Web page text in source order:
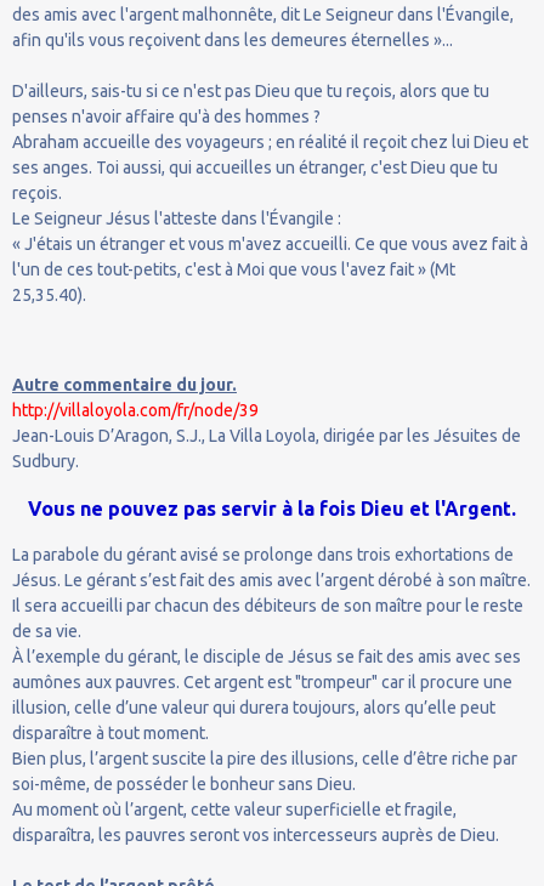
des amis avec l'argent malhonnête, dit Le Seigneur dans l'Évangile,
afin qu'ils vous reçoivent dans les demeures éternelles »...
D'ailleurs, sais-tu si ce n'est pas Dieu que tu reçois, alors que tu
penses n'avoir affaire qu'à des hommes ?
Abraham accueille des voyageurs ; en réalité il reçoit chez lui Dieu et
ses anges. Toi aussi, qui accueilles un étranger, c'est Dieu que tu
reçois.
Le Seigneur Jésus l'atteste dans l'Évangile :
« J'étais un étranger et vous m'avez accueilli. Ce que vous avez fait à
l'un de ces tout-petits, c'est à Moi que vous l'avez fait » (Mt
25,35.40).
Autre commentaire du jour.
http://villaloyola.com/fr/node/39
Jean-Louis D’Aragon, S.J., La Villa Loyola, dirigée par les Jésuites de
Sudbury.
Vous ne pouvez pas servir à la fois Dieu et l'Argent.
La parabole du gérant avisé se prolonge dans trois exhortations de
Jésus. Le gérant s’est fait des amis avec l’argent dérobé à son maître.
Il sera accueilli par chacun des débiteurs de son maître pour le reste
de sa vie.
À l’exemple du gérant, le disciple de Jésus se fait des amis avec ses
aumônes aux pauvres. Cet argent est "trompeur" car il procure une
illusion, celle d’une valeur qui durera toujours, alors qu’elle peut
disparaître à tout moment.
Bien plus, l’argent suscite la pire des illusions, celle d’être riche par
soi-même, de posséder le bonheur sans Dieu.
Au moment où l’argent, cette valeur superficielle et fragile,
disparaîtra, les pauvres seront vos intercesseurs auprès de Dieu.